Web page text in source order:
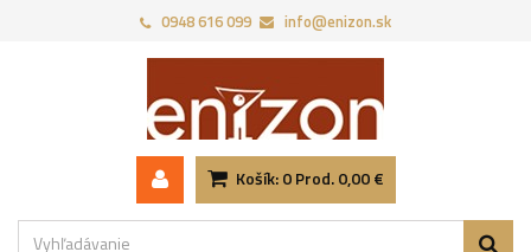
0948 616 099 info@enizon.sk
Košík: 0 Prod. 0,00 €